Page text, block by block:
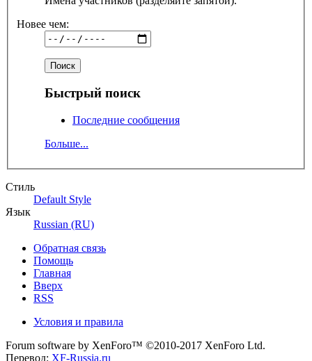
Новее чем:
Быстрый поиск
Последние сообщения
Больше...
Стиль
Default Style
Язык
Russian (RU)
Обратная связь
Помощь
Главная
Вверх
RSS
Условия и правила
Forum software by XenForo™ ©2010-2017 XenForo Ltd.
Перевод: XF-Russia.ru